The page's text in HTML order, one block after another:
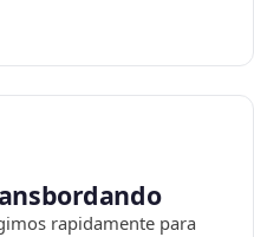
rapidamente para